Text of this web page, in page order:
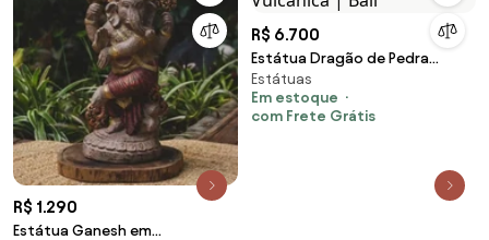
R$ 1.290
Estátua Ganesh em
R$ 6.700
Estátua Dragão de Pedra
Vulcânica | Bali
Estátuas
Em estoque
com Frete Grátis